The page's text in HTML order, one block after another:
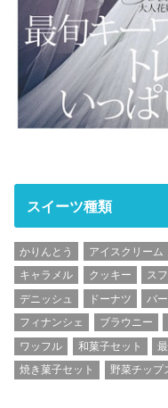
スイーツ種類
かりんとう アイスクリーム
キャラメル
クッキー ス
デニッシュ
ドーナツ バ
フィナンシェ
ブラウニー
ワッフル
和菓子セット
焼き菓子セット
野菜チップ